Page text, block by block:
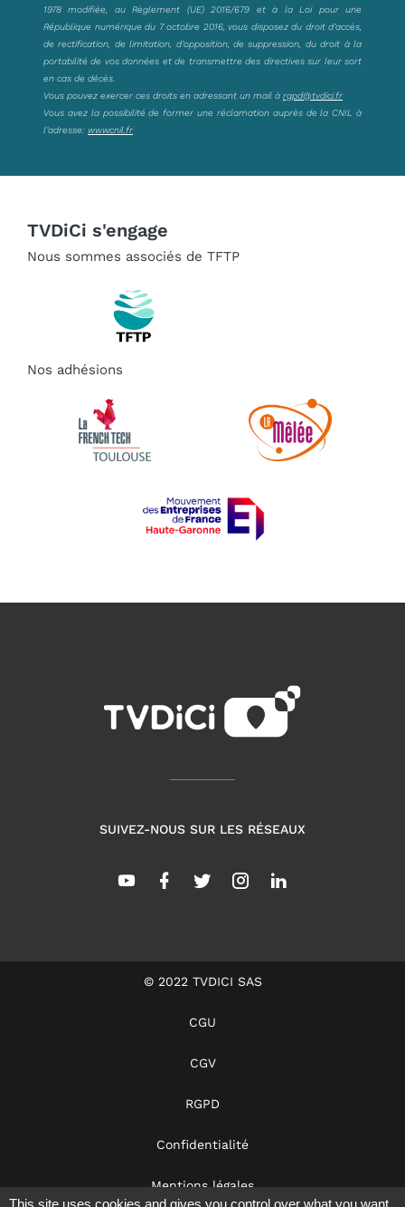
1978 modifiée, au Règlement (UE) 2016/679 et à la Loi pour une
République numérique du 7 octobre 2016, vous disposez du droit d’accès,
de rectification, de limitation, d’opposition, de suppression, du droit à la
portabilité de vos données et de transmettre des directives sur leur sort
en cas de décès.
Vous pouvez exercer ces droits en adressant un mail à rgpd@tvdici.fr
Vous avez la possibilité de former une réclamation auprès de la CNIL à
l’adresse: www.cnil.fr
TVDiCi s'engage
Nous sommes associés de TFTP
Nos adhésions
SUIVEZ-NOUS SUR LES RÉSEAUX
© 2022 TVDICI SAS
CGU
CGV
RGPD
Confidentialité
Mentions légales
This site uses cookies and gives you control over what you want